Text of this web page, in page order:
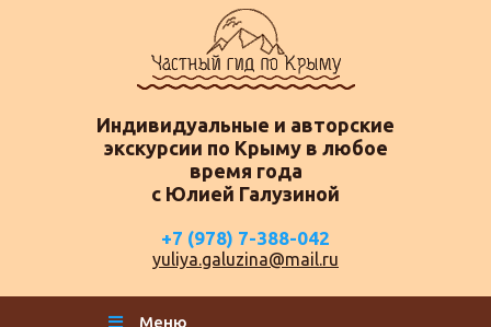
Индивидуальные и авторские
экскурсии по Крыму в любое
время года
с Юлией Галузиной
+7 (978) 7-388-042
yuliya.galuzina@mail.ru
Меню